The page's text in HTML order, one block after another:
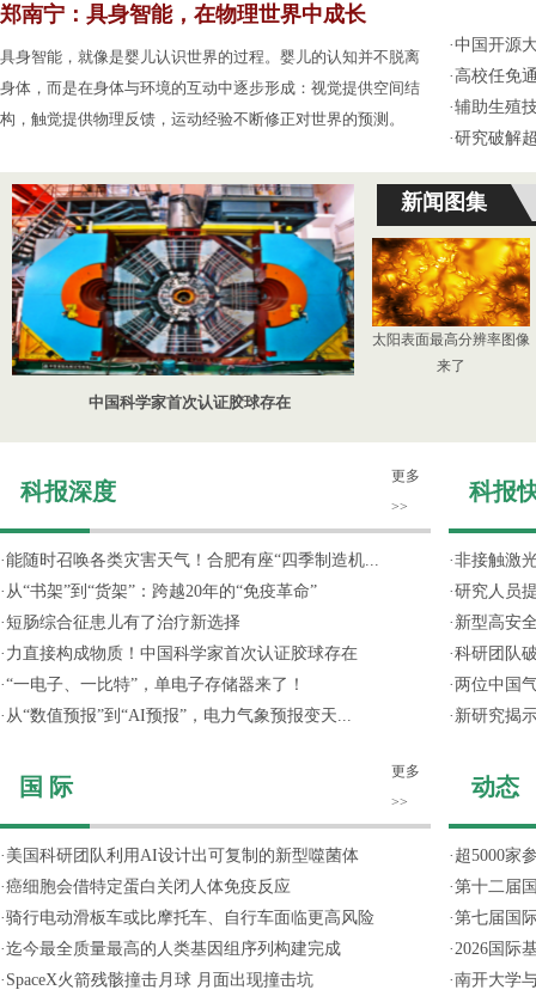
郑南宁：具身智能，在物理世界中成长
具身智能，就像是婴儿认识世界的过程。婴儿的认知并不脱离
身体，而是在身体与环境的互动中逐步形成：视觉提供空间结
构，触觉提供物理反馈，运动经验不断修正对世界的预测。
·中国开源
· 高校任免
·辅助生殖
·研究破解
中国科学家首次认证胶球存在
新闻图集
太阳表面最高分辨率图像
来了
科报深度
更多
>>
·能随时召唤各类灾害天气！合肥有座“四季制造机...
· 从“书架”到“货架”：跨越20年的“免疫革命”
· 短肠综合征患儿有了治疗新选择
· 力直接构成物质！中国科学家首次认证胶球存在
·“一电子、一比特”，单电子存储器来了！
· 从“数值预报”到“AI预报”，电力气象预报变天...
国 际
更多
>>
· 美国科研团队利用AI设计出可复制的新型噬菌体
·癌细胞会借特定蛋白关闭人体免疫反应
·骑行电动滑板车或比摩托车、自行车面临更高风险
·迄今最全质量最高的人类基因组序列构建完成
· SpaceX火箭残骸撞击月球 月面出现撞击坑
科报
·非接触激
·研究人员
· 新型高安
·科研团队
· 两位中国
· 新研究揭
动态
· 超5000家
·第十二届
·第七届国
·2026国际
·南开大学